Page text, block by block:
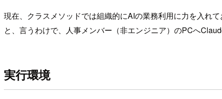
現在、クラスメソッドでは組織的にAIの業務利用に力を入れて
と、言うわけで、人事メンバー（非エンジニア）のPCへ
実行環境